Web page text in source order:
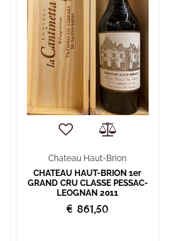
Chateau Haut-Brion
CHATEAU HAUT-BRION 1er
GRAND CRU CLASSE PESSAC-
LEOGNAN 2011
€ 861,50